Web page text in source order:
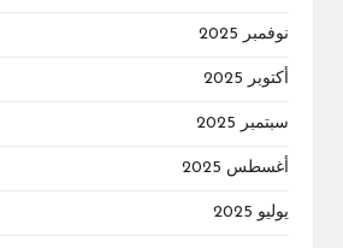
نوفمبر 2025
أكتوبر 2025
سبتمبر 2025
أغسطس 2025
يوليو 2025